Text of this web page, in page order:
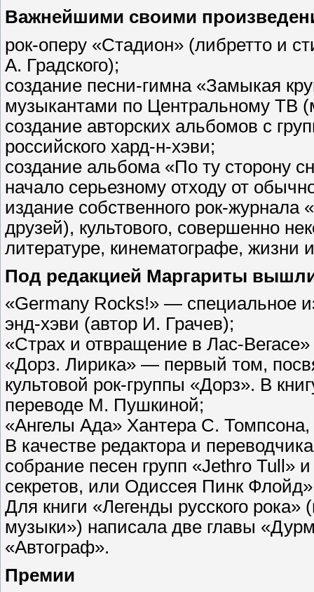
Важнейшими своими
рок-оперу «Стадион» (либретто и
А. Градского);
создание песни-гимна «Замыкая
музыкантами по Центральному ТВ
создание авторских альбомов с
российского хард-н-хэви;
создание альбома «По ту сторону
начало серьезному отходу от
издание собственного рок-
друзей), культового, совершенно
литературе, кинематографе, жизни
Под редакцией Маргариты
«Germany Rocks!» — специальное
энд-хэви (автор И. Грачев);
«Страх и отвращение в Лас-
«Дорз. Лирика» — первый том,
культовой рок-группы «Дорз». В
переводе М. Пушкиной;
«Ангелы Ада» Хантера С.
В качестве редактора и
собрание песен групп «Jethro Tull»
секретов, или Одиссея Пинк
Для книги «Легенды русского
музыки») написала две главы
«Автограф».
Премии